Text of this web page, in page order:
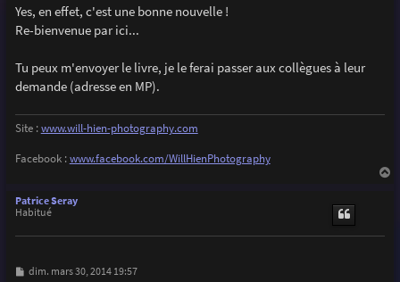
s
s
a
Yes, en effet, c'est une bonne nouvelle !
Re-bienvenue par ici...
Tu peux m'envoyer le livre, je le ferai passer aux collègues à leur
demande (adresse en MP).
Site :www.will-hien-photography.com
Facebook :www.facebook.com/WillHienPhotography
Patrice Seray
Habitué
M
dim. mars 30, 2014 19:57